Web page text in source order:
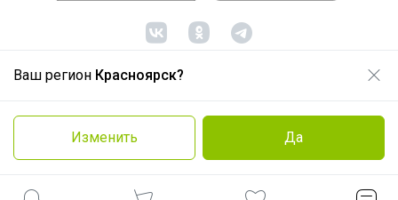
Ваш регион Красноярск?
Изменить Да
© ООО "Лявита", ОГРН 1122468054070, 2012 -2026
Политика конфиденциальности
Cоглашение пользователя